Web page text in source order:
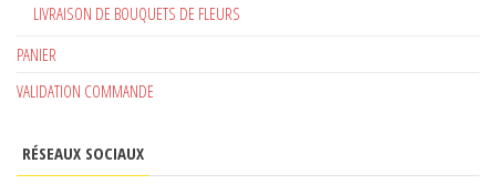
LIVRAISON DE BOUQUETS DE FLEURS
PANIER
VALIDATION COMMANDE
RÉSEAUX SOCIAUX